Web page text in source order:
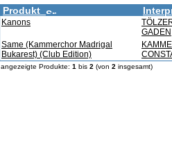
Produkt
Kanons
Same (Kammerchor Madrigal
Bukarest) (Club Edition)
angezeigte Produkte: 1 bis 2 (von 2 insgesamt)